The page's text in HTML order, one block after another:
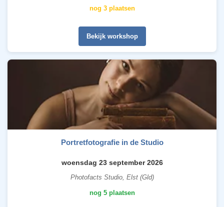
nog 3 plaatsen
Bekijk workshop
Portretfotografie in de Studio
woensdag 23 september 2026
Photofacts Studio, Elst (Gld)
nog 5 plaatsen